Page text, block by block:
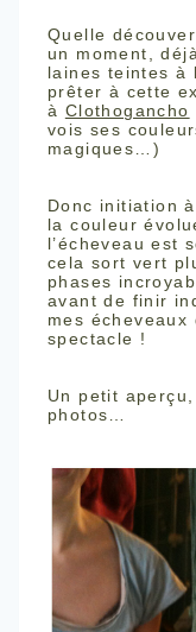
Quelle
un moment,
laines teintes à
prêter à cette
à Clothogancho
vois ses
magiques…)
Donc initiation
la couleur
l’écheveau est
cela sort vert
phases
avant de finir
mes
spectacle !
Un petit
photos…